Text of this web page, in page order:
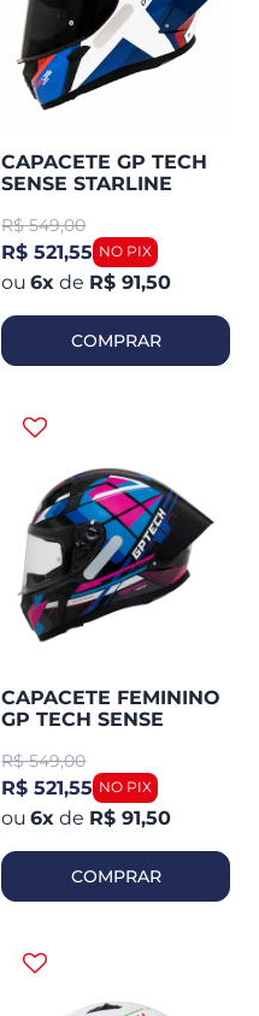
CAPACETE GP TECH
SENSE STARLINE
R$ 549,00
R$ 521,55
6x de R$ 91,50
COMPRAR
CAPACETE FEMININO
GP TECH SENSE
R$ 549,00
R$ 521,55
6x de R$ 91,50
COMPRAR